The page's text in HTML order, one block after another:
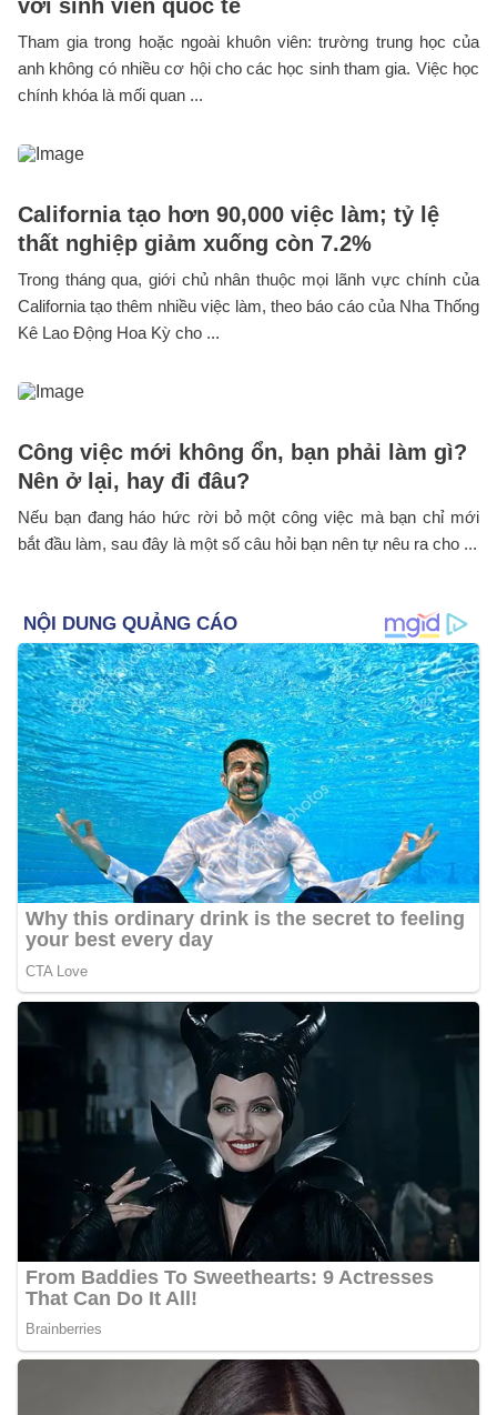
với sinh viên quốc tế
Tham gia trong hoặc ngoài khuôn viên: trường trung học của
anh không có nhiều cơ hội cho các học sinh tham gia. Việc học
chính khóa là mối quan ...
California tạo hơn 90,000 việc làm; tỷ lệ
thất nghiệp giảm xuống còn 7.2%
Trong tháng qua, giới chủ nhân thuộc mọi lãnh vực chính của
California tạo thêm nhiều việc làm, theo báo cáo của Nha Thống
Kê Lao Động Hoa Kỳ cho ...
Công việc mới không ổn, bạn phải làm gì?
Nên ở lại, hay đi đâu?
Nếu bạn đang háo hức rời bỏ một công việc mà bạn chỉ mới
bắt đầu làm, sau đây là một số câu hỏi bạn nên tự nêu ra cho ...